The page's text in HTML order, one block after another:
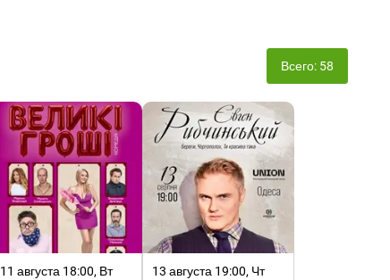
Всего: 58
11 августа 18:00, Вт 13 августа 19:00, Чт